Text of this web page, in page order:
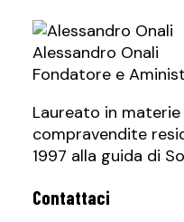
Alessandro Onali
Fondatore e
Laureato in
compravendite
1997 alla guida di
Contattaci